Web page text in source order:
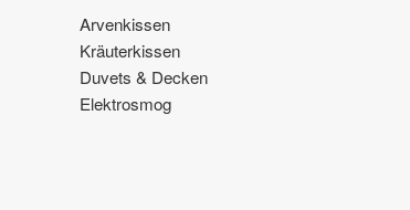
Arvenkissen
Kräuterkissen
Duvets & Decken
Elektrosmog